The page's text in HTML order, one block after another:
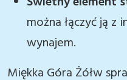
można łączyć ją z
wynajem.
Miękka Góra Żółw